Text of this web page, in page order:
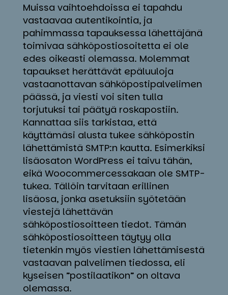
Muissa vaihtoehdoissa ei tapahdu
vastaavaa autentikointia, ja
pahimmassa tapauksessa lähettäjänä
toimivaa sähköpostiosoitetta ei ole
edes oikeasti olemassa. Molemmat
tapaukset herättävät epäluuloja
vastaanottavan sähköpostipalvelimen
päässä, ja viesti voi siten tulla
torjutuksi tai päätyä roskapostiin.
Kannattaa siis tarkistaa, että
käyttämäsi alusta tukee sähköpostin
lähettämistä SMTP:n kautta. Esimerkiksi
lisäosaton WordPress ei taivu tähän,
eikä Woocommercessakaan ole SMTP-
tukea. Tällöin tarvitaan erillinen
lisäosa, jonka asetuksiin syötetään
viestejä lähettävän
sähköpostiosoitteen tiedot. Tämän
sähköpostiosoitteen täytyy olla
tietenkin myös viestien lähettämisestä
vastaavan palvelimen tiedossa, eli
kyseisen ”postilaatikon” on oltava
olemassa.